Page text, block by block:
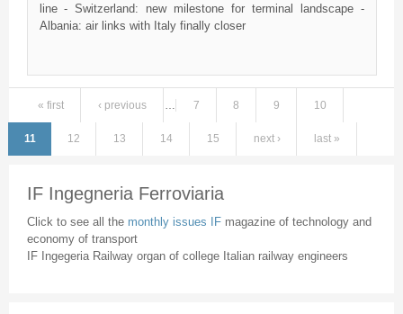
line - Switzerland: new milestone for terminal landscape -
Albania: air links with Italy finally closer
Pages
« first ‹ previous 7 8 9 10
11 12 13 14 15 next › last »
IF Ingegneria Ferroviaria
Click to see all the monthly issues IF magazine of technology and
economy of transport
IF Ingegeria Railway organ of college Italian railway engineers